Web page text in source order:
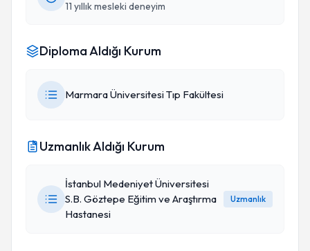
11 yıllık mesleki deneyim
Diploma Aldığı Kurum
Marmara Üniversitesi Tıp Fakültesi
Uzmanlık Aldığı Kurum
İstanbul Medeniyet Üniversitesi
S.B. Göztepe Eğitim ve Araştırma
Hastanesi
Uzmanlık